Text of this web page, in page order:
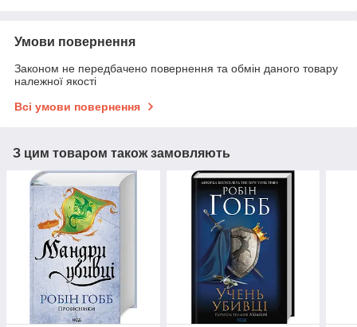
Умови повернення
Законом не передбачено повернення та обмін даного товару
належної якості
Всі умови повернення
З цим товаром також замовляють